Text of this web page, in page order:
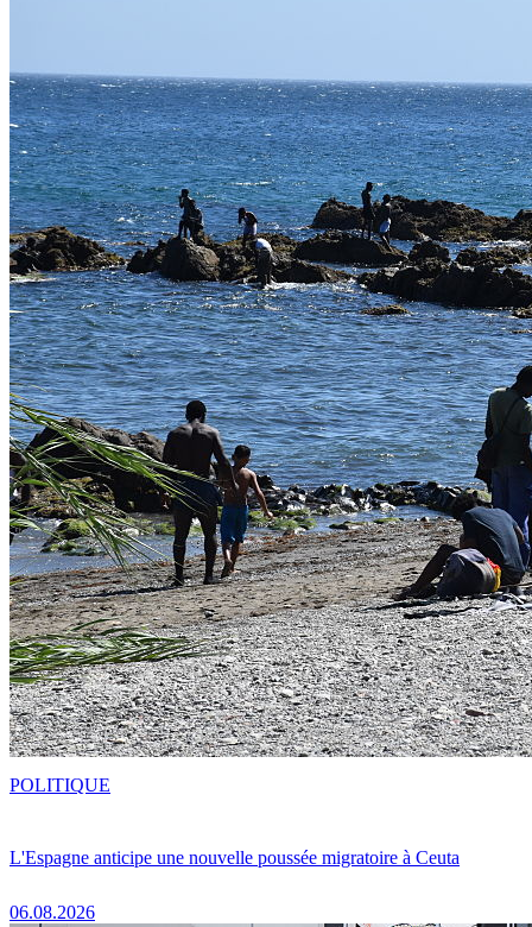
L'Espagne anticipe une nouvelle poussée migratoire à Ceuta
06.08.2026
POLITIQUE